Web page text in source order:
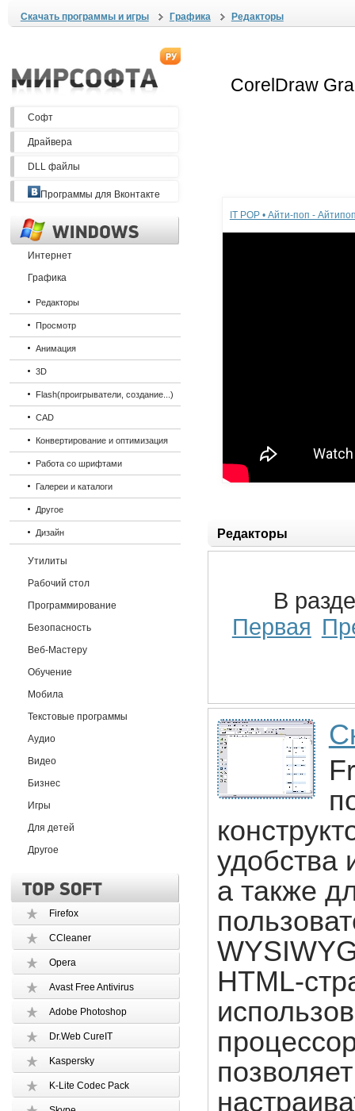
Скачать программы и игры Графика Редакторы
Софт
Драйвера
DLL файлы
Программы для Вконтакте
Интернет
Графика
Редакторы
Просмотр
Анимация
3D
Flash(проигрыватели, создание...)
CAD
Конвертирование и оптимизация
Работа со шрифтами
Галереи и каталоги
Другое
Дизайн
Утилиты
Рабочий стол
Программирование
Безопасность
Веб-Мастеру
Обучение
Мобила
Текстовые программы
Аудио
Видео
Бизнес
Игры
Для детей
Другое
Firefox
CCleaner
Opera
Avast Free Antivirus
Adobe Photoshop
Dr.Web CureIT
Kaspersky
K-Lite Codec Pack
IT POP • Айти-поп -
Редакторы
В
Первая
удобства
а также
HTML-